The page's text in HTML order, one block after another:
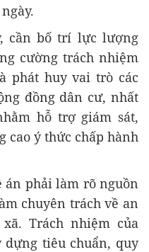
cần bố trí lực lượng
cường trách nhiệm
phát huy vai trò các
đồng dân cư, nhất
hỗ trợ giám sát,
cao ý thức chấp hành
án phải làm rõ nguồn
chuyên trách về an
Trách nhiệm của
tiêu chuẩn, quy